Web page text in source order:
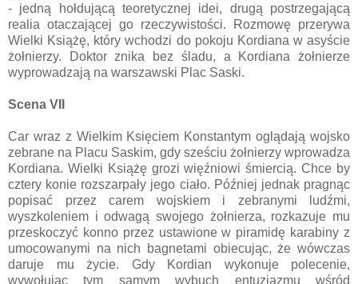
- jedną hołdującą teoretycznej idei, drugą postrzegającą
realia otaczającej go rzeczywistości. Rozmowę przerywa
Wielki Książę, który wchodzi do pokoju Kordiana w asyście
żołnierzy. Doktor znika bez śladu, a Kordiana żołnierze
wyprowadzają na warszawski Plac Saski.
Scena VII
Car wraz z Wielkim Księciem Konstantym oglądają wojsko
zebrane na Placu Saskim, gdy sześciu żołnierzy wprowadza
Kordiana. Wielki Książę grozi więźniowi śmiercią. Chce by
cztery konie rozszarpały jego ciało. Później jednak pragnąc
popisać przez carem wojskiem i zebranymi ludźmi,
wyszkoleniem i odwagą swojego żołnierza, rozkazuje mu
przeskoczyć konno przez ustawione w piramidę karabiny z
umocowanymi na nich bagnetami obiecując, że wówczas
daruje mu życie. Gdy Kordian wykonuje polecenie,
wywołując tym samym wybuch entuzjazmu wśród